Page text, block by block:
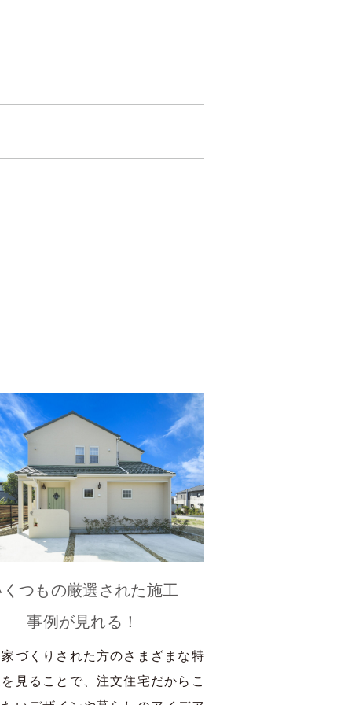
くつもの厳選された施工
事例が見れる！
づくりされた方のさまざまな特
見ることで、注文住宅だからこ